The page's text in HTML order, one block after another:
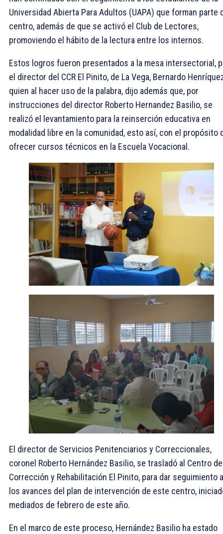
Universidad Abierta Para Adultos (UAPA) que forman parte
centro, además de que se activó el Club de Lectores,
promoviendo el hábito de la lectura entre los internos.
Estos logros fueron presentados a la mesa intersectorial,
el director del CCR El Pinito, de La Vega, Bernardo
quien al hacer uso de la palabra, dijo además que, por
instrucciones del director Roberto Hernandez Basilio, se
realizó el levantamiento para la reinserción educativa en
modalidad libre en la comunidad, esto así, con el propósito
ofrecer cursos técnicos en la Escuela Vocacional.
El director de Servicios Penitenciarios y Correccionales,
coronel Roberto Hernández Basilio, se trasladó al Centro de
Corrección y Rehabilitación El Pinito, para dar seguimiento a
los avances del plan de intervención de este centro,
mediados de febrero de este año.
En el marco de este proceso, Hernández Basilio ha estado